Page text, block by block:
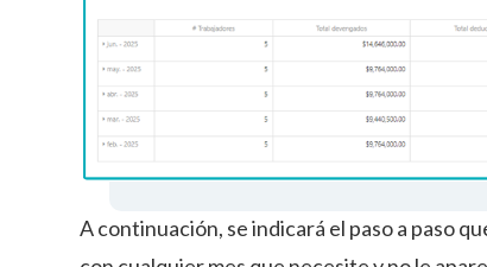
A continuación, se indicará el paso a paso